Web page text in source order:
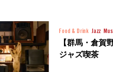
Food & Drink Jazz
【群馬・倉賀
ジャズ喫茶